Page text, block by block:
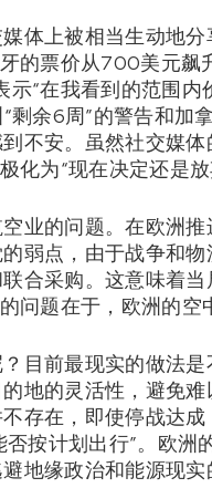
体上被相当生动地
的票价从700美元
示“在我看到的范围
剩余6周”的警告和
不安。虽然社交媒
化为“现在决定还是放
业的问题。在欧洲
弱点，由于战争和
合采购。这意味着
问题在于，欧洲的空
目前最现实的做法
地的灵活性，避免
存在，即使停战达
否按计划出行”。欧
地缘政治和能源现实